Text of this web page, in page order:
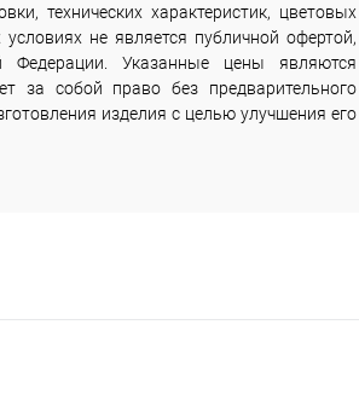
технических характеристик, цветовых
не является публичной офертой,
Федерации. Указанные цены являются
за собой право без предварительного
изделия с целью улучшения его